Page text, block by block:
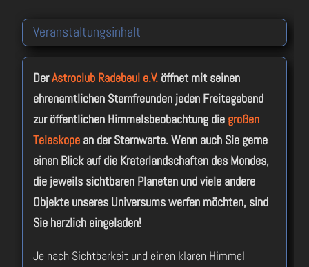
Veranstaltungsinhalt
DerAstroclub Radebeul e.V. öffnet mit seinen
ehrenamtlichen Sternfreunden jeden Freitagabend
zur öffentlichen Himmelsbeobachtung die großen
Teleskope an der Sternwarte. Wenn auch Sie gerne
einen Blick auf die Kraterlandschaften des Mondes,
die jeweils sichtbaren Planeten und viele andere
Objekte unseres Universums werfen möchten, sind
Sie herzlich eingeladen!
Je nach Sichtbarkeit und einen klaren Himmel